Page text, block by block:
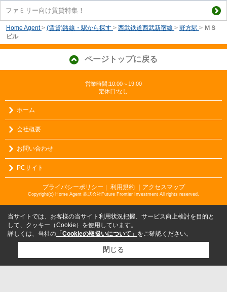
ファミリー向け賃貸特集！
Home Agent > (賃貸)路線・駅から探す > 西武鉄道西武新宿線 > 野方駅 > ＭＳ
ビル
ページトップに戻る
営業時間:10:00～19:00
定休日:なし
ホーム
会社概要
お問い合わせ
PCサイト
プライバシーポリシー 利用規約 ｜アクセスマップ
Copyright(c) Home Agent 株式会社Future Frontier Investment All rights reserved.
当サイトでは、お客様の当サイト利用状況把握、サービス向上検討を目的と
して、クッキー（Cookie）を使用しています。
詳しくは、当社の 「Cookieの取扱いについて」 をご確認ください。
閉じる